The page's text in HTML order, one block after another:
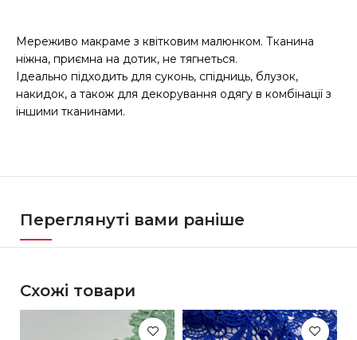
Мереживо макраме з квітковим малюнком. Тканина
ніжна, приємна на дотик, не тягнеться.
Ідеально підходить для суконь, спідниць, блузок,
накидок, а також для декорування одягу в комбінації з
іншими тканинами.
Переглянуті вами раніше
Схожі товари